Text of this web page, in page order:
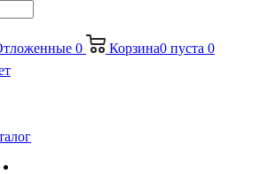
0 Корзина0 пуста 0